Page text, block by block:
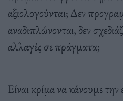
αξιολογούνται; Δεν
αναδιπλώνονται, δεν
αλλαγές σε πράγματα;
Είναι κρίμα να κάνουμε